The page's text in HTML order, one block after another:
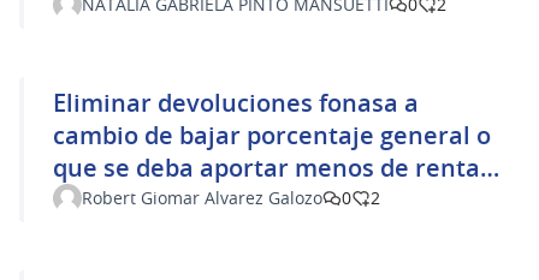
Eliminar devoluciones fonasa a
cambio de bajar porcentaje general o
que se deba aportar menos de rentas
generales
Robert Giomar Alvarez Galozo 0 2